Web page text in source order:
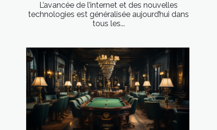
L’avancée de l’internet et des nouvelles
technologies est généralisée aujourd’hui dans
tous les...